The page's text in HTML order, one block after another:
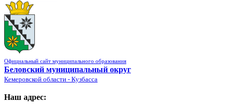
Официальный сайт муниципального образования
Беловский муниципальный округ
Кемеровской области - Кузбасса
Наш адрес: